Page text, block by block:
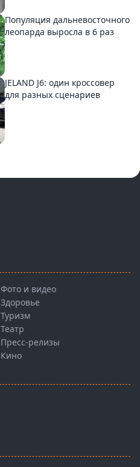
Популяция дальневосточного
леопарда выросла в 6 раз
JELAND J6: один кроссовер
для разных сценариев
Фото и видео
Здоровье
Туризм
Театр
Пресс-релизы
Кино